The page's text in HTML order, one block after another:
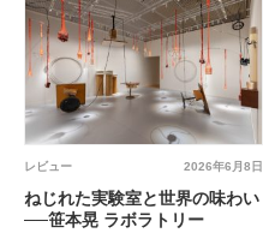
2026年6月8日
レビュー
ねじれた実験室と世界の味わい
──笹本晃 ラボラトリー